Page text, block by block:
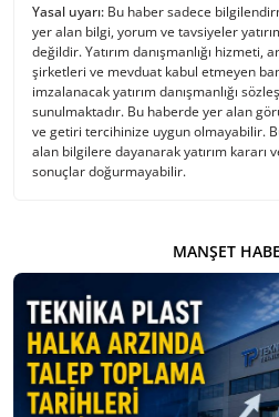
Yasal uyarı: Bu haber sadece
yer alan bilgi, yorum ve tavsiyeler
değildir. Yatırım danışmanlığı
şirketleri ve mevduat kabul etmeyen
imzalanacak yatırım danışmanlığı
sunulmaktadır. Bu haberde yer alan
ve getiri tercihinize uygun olmayabilir.
alan bilgilere dayanarak yatırım kararı
sonuçlar doğurmayabilir.
MANŞET